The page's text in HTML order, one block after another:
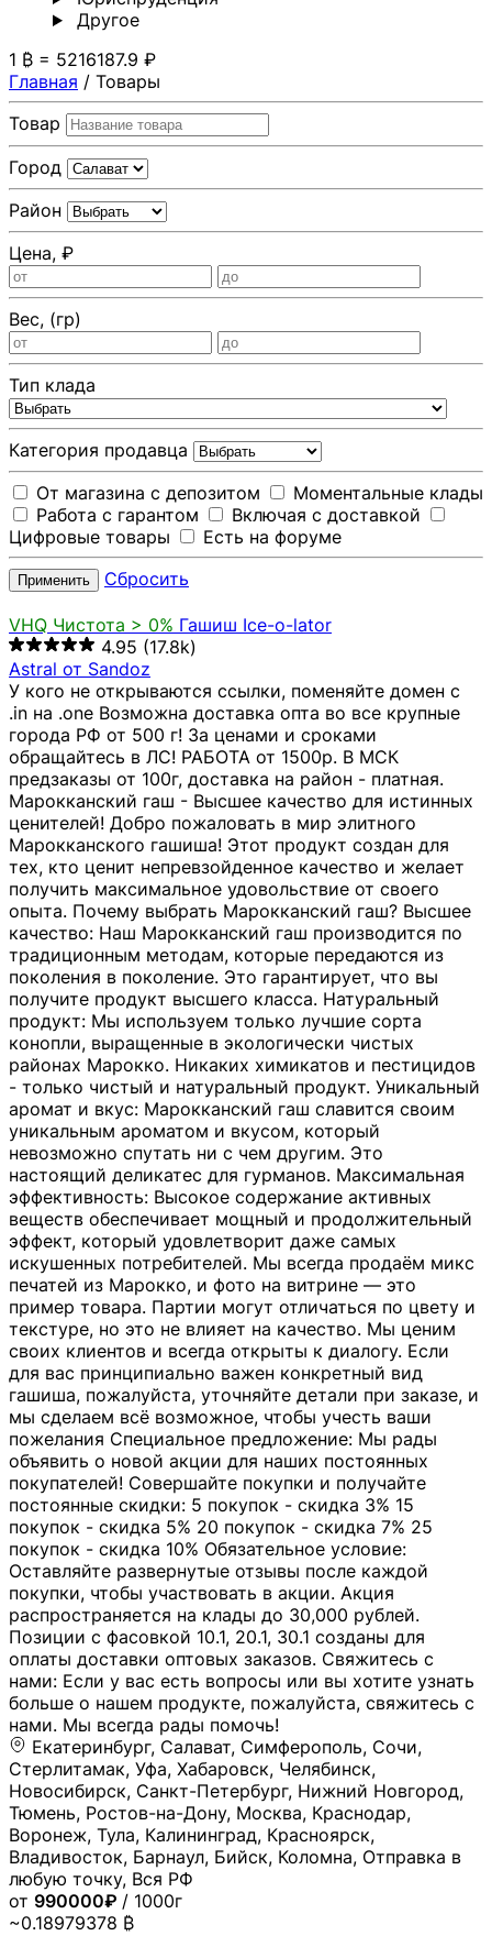
Другoе
1 ₿ = 5216187.9 ₽
Главная / Товары
Товар
Город
Район
Цена, ₽
Вес, (гр)
Тип клада
Категория продавца
От магазина с депозитом
Моментальные клады
Работа с гарантом
Включая с доставкой
Цифровые товары
Есть на форуме
Применить Сбросить
VHQ Чистота > 0% Гашиш Ice-o-lator
4.95 (17.8k)
Astral от Sandoz
У кого не открываются ссылки, поменяйте домен с
.in на .one Возможна доставка опта во все крупные
города РФ от 500 г! За ценами и сроками
обращайтесь в ЛС! РАБОТА от 1500р. В МСК
предзаказы от 100г, доставка на район - платная.
Марокканский гаш - Высшее качество для истинных
ценителей! Добро пожаловать в мир элитного
Марокканского гашиша! Этот продукт создан для
тех, кто ценит непревзойденное качество и желает
получить максимальное удовольствие от своего
опыта. Почему выбрать Марокканский гаш? Высшее
качество: Наш Марокканский гаш производится по
традиционным методам, которые передаются из
поколения в поколение. Это гарантирует, что вы
получите продукт высшего класса. Натуральный
продукт: Мы используем только лучшие сорта
конопли, выращенные в экологически чистых
районах Марокко. Никаких химикатов и пестицидов
- только чистый и натуральный продукт. Уникальный
аромат и вкус: Марокканский гаш славится своим
уникальным ароматом и вкусом, который
невозможно спутать ни с чем другим. Это
настоящий деликатес для гурманов. Максимальная
эффективность: Высокое содержание активных
веществ обеспечивает мощный и продолжительный
эффект, который удовлетворит даже самых
искушенных потребителей. Мы всегда продаём микс
печатей из Марокко, и фото на витрине — это
пример товара. Партии могут отличаться по цвету и
текстуре, но это не влияет на качество. Мы ценим
своих клиентов и всегда открыты к диалогу. Если
для вас принципиально важен конкретный вид
гашиша, пожалуйста, уточняйте детали при заказе, и
мы сделаем всё возможное, чтобы учесть ваши
пожелания Специальное предложение: Мы рады
объявить о новой акции для наших постоянных
покупателей! Совершайте покупки и получайте
постоянные скидки: 5 покупок - скидка 3% 15
покупок - скидка 5% 20 покупок - скидка 7% 25
покупок - скидка 10% Обязательное условие:
Оставляйте развернутые отзывы после каждой
покупки, чтобы участвовать в акции. Акция
распространяется на клады до 30,000 рублей.
Позиции с фасовкой 10.1, 20.1, 30.1 созданы для
оплаты доставки оптовых заказов. Свяжитесь с
нами: Если у вас есть вопросы или вы хотите узнать
больше о нашем продукте, пожалуйста, свяжитесь с
нами. Мы всегда рады помочь!
Екатеринбург, Салават, Симферополь, Сочи,
Стерлитамак, Уфа, Хабаровск, Челябинск,
Новосибирск, Санкт-Петербург, Нижний Новгород,
Тюмень, Ростов-на-Дону, Москва, Краснодар,
Воронеж, Тула, Калининград, Красноярск,
Владивосток, Барнаул, Бийск, Коломна, Отправка в
любую точку, Вся РФ
от 990000₽ / 1000г
~0.18979378 ₿